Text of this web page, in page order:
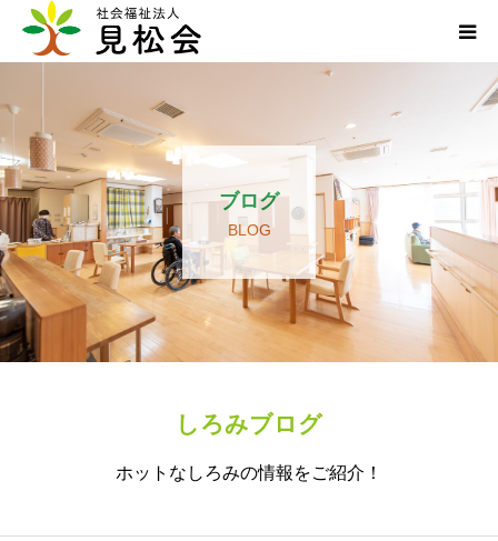
ブログ
BLOG
しろみブログ
ホットなしろみの情報をご紹介！
施設案内
サービス内容
求人・ボランティア
アクセス